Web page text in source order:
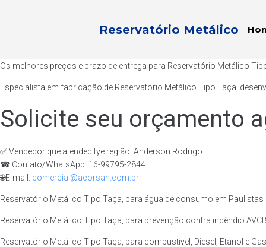
Reservatório Metálico
Os melhores preços e prazo de entrega para Reservatório Metálico
Especialista em fabricação de Reservatório Metálico Tipo Taça,
Solicite seu orçamento
✅ Vendedor que atendecitye região: Anderson Rodrigo
☎ Contato/WhatsApp: 16-99795-2844
🌐E-mail: comercial@acorsan.com.br
Reservatório Metálico Tipo Taça, para água de consumo em Paulistas
Reservatório Metálico Tipo Taça, para prevenção contra incêndio
Reservatório Metálico Tipo Taça, para combustível, Diesel, Etanol e